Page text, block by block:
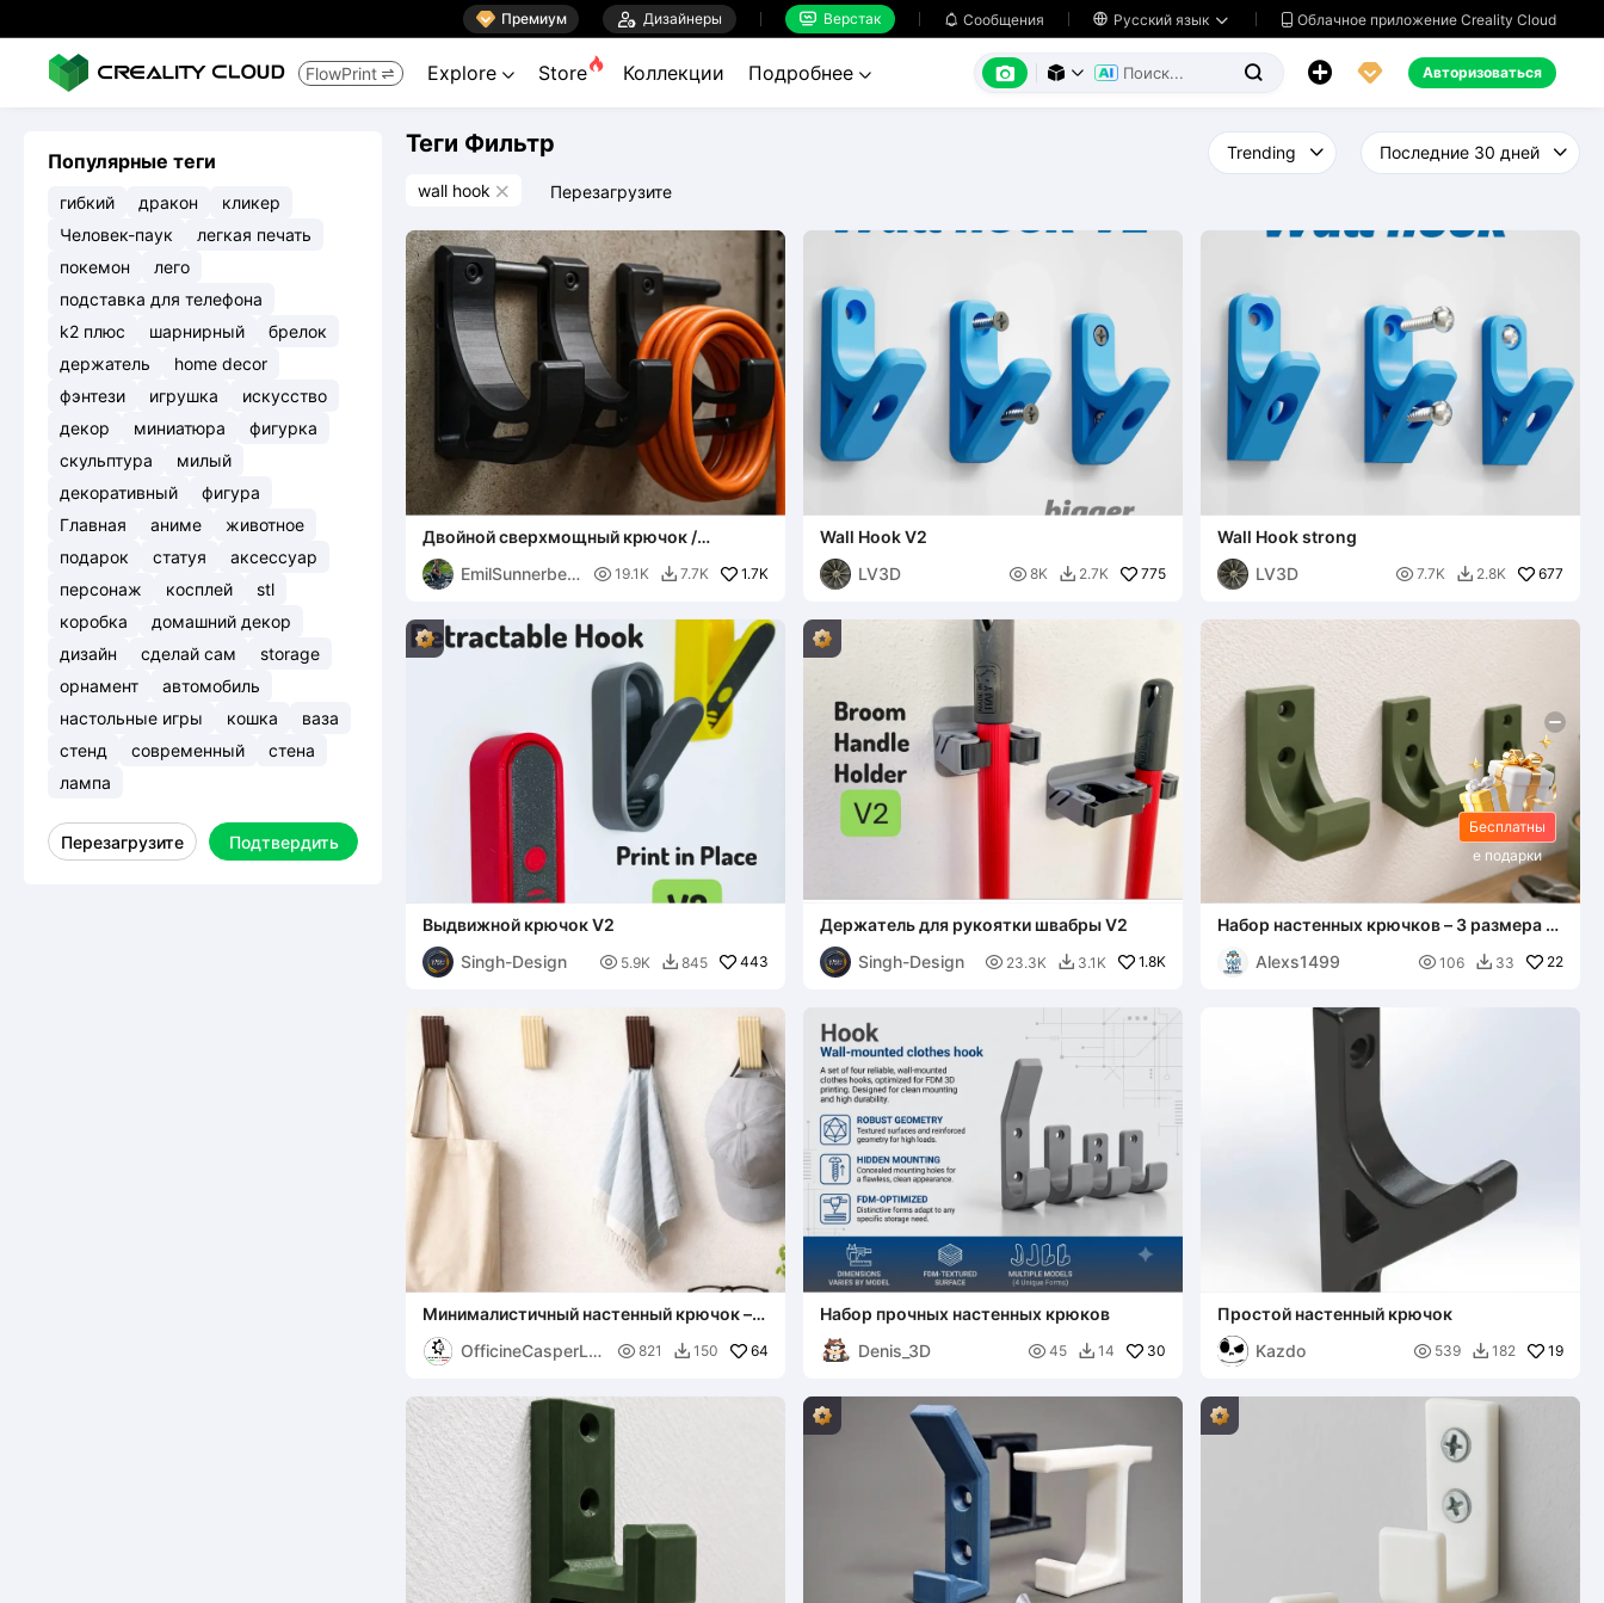
 Премиум  Дизайнеры  Верстак  Сообщения  Русский язык   Облачное приложение Creality Cloud
FlowPrint  Explore  Store Коллекции Подробнее        Авторизоваться
Популярные теги
гибкий дракон
кликер
Человек-паук
легкая печать
покемон
лего
подставка для телефона
k2 плюс
шарнирный
брелок
держатель
home decor
фэнтези
игрушка
искусство
декор
миниатюра
фигурка
скульптура
милый
декоративный
фигура
Главная
аниме
животное
подарок
статуя
аксессуар
персонаж
косплей
stl
коробка
домашний декор
дизайн
сделай сам
storage
орнамент
автомобиль
настольные игры
кошка
ваза
стенд
современный
стена
лампа
Перезагрузите Подтвердить
Теги Фильтр
wall hook  Перезагрузите
Двойной сверхмощный крючок /
держатель для инструментов —
органайзер для кабелей (V4)
EmilSunnerber
 19.1K  7.7K 1.7K
Wall Hook V2
LV3D
 8K  2.7K 775
Wall Hook strong
LV3D
 7.7K  2.8K 677
Выдвижной крючок V2
Singh-Design
 5.9K  845 443
Держатель для рукоятки швабры V2
Singh-Design
 23.3K  3.1K 1.8K
Набор настенных крючков – 3 размера |
принтере
Alexs1499  106  33 22
Минималистичный настенный крючок –
невидимое крепление
OfficineCasperLA
 821  150 64
Набор прочных настенных крюков
Denis_3D
 45  14 30
Простой настенный крючок
Kazdo
 539  182 19
Бесплатны
е подарки